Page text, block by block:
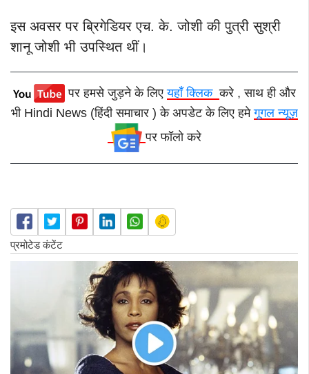
इस अवसर पर ब्रिगेडियर एच. के. जोशी की पुत्री सुश्री
शानू जोशी भी उपस्थित थीं।
पर हमसे जुड़ने के लिएयहाँ क्लिककरे , साथ ही और
भी Hindi News (हिंदी समाचार ) के अपडेट के लिए हमेगूगल न्यूज़
पर फॉलो करे